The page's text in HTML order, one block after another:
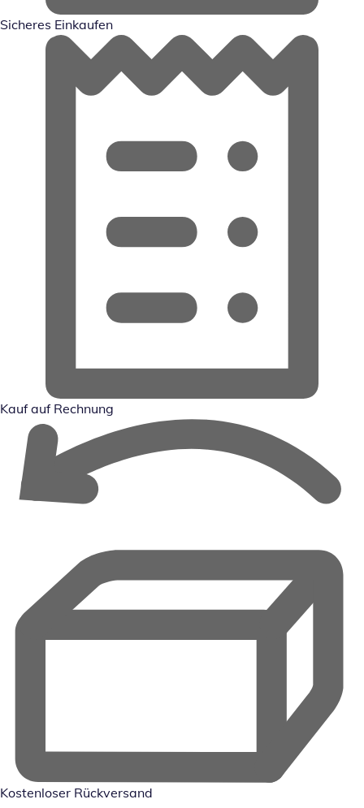
Sicheres Einkaufen
Kauf auf Rechnung
Kostenloser Rückversand